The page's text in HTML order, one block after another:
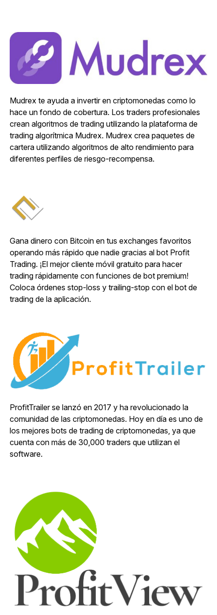
Mudrex te ayuda a invertir en criptomonedas como lo
hace un fondo de cobertura. Los traders profesionales
crean algoritmos de trading utilizando la plataforma de
trading algorítmica Mudrex. Mudrex crea paquetes de
cartera utilizando algoritmos de alto rendimiento para
diferentes perfiles de riesgo-recompensa.
Gana dinero con Bitcoin en tus exchanges favoritos
operando más rápido que nadie gracias al bot Profit
Trading. ¡El mejor cliente móvil gratuito para hacer
trading rápidamente con funciones de bot premium!
Coloca órdenes stop-loss y trailing-stop con el bot de
trading de la aplicación.
ProfitTrailer se lanzó en 2017 y ha revolucionado la
comunidad de las criptomonedas. Hoy en día es uno de
los mejores bots de trading de criptomonedas, ya que
cuenta con más de 30,000 traders que utilizan el
software.